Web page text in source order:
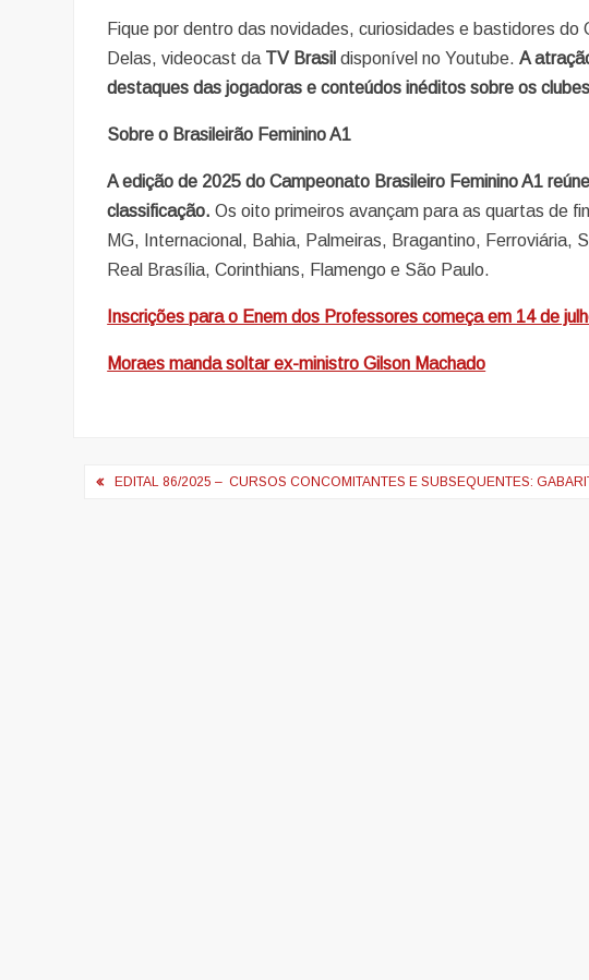
Fique por dentro das novidades, curiosidades e bastidores
Delas, videocast da TV Brasil disponível no Youtube.A
destaques das jogadoras e conteúdos inéditos sobre os
Sobre o Brasileirão Feminino A1
A edição de 2025 do Campeonato Brasileiro Feminino A1
classificação. Os oito primeiros avançam para as quartas de
MG, Internacional, Bahia, Palmeiras, Bragantino, Ferroviária,
Real Brasília, Corinthians, Flamengo e São Paulo.
Inscrições para o Enem dos Professores começa em 14 de
Moraes manda soltar ex-ministro Gilson Machado
Navegação
EDITAL 86/2025 – CURSOS CONCOMITANTES E SUBSEQUENTES: